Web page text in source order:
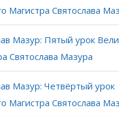
Магистра Святослава
Мазур: Пятый урок
Святослава Мазура
Мазур: Четвёртый урок
Магистра Святослава